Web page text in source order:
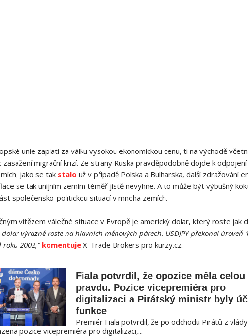
unie zaplatí za válku vysokou ekonomickou cenu, ti na východě
zasažení migrační krizí. Ze strany Ruska pravděpodobně dojde k
jako se tak stalo už v případě Polska a Bulharska, další zdražování
se tak unijním zemím téměř jistě nevyhne. A to může být výbušný
společensko-politickou situací v mnoha zemích.
vítězem válečné situace v Evropě je americký dolar, který roste jak
dolar výrazně roste na hlavních měnových párech. USDJPY překonal úroveň
roku 2002,” komentuje X-Trade Brokers pro kurzy.cz.
Fiala potvrdil, že opozice měla celou
pravdu. Pozice vicepremiéra pro
digitalizaci a Pirátský ministr byly
funkce
Premiér Fiala potvrdil, že po odchodu Pirátů z
pozice vicepremiéra pro digitalizaci,...